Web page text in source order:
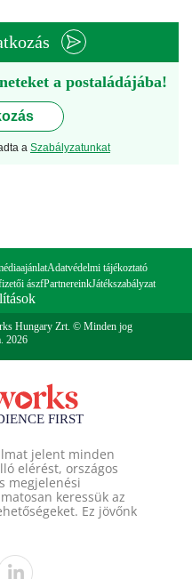
a postaládájába!
a Szabályzatunkat
Adatvédelmi tájékoztató
ászfPartnereinkJátékszabályzat
Hungary Zrt. © Minden jog
2026
jelent minden
elérést, országos
megjelenési
keressük az
Ez jövőnk